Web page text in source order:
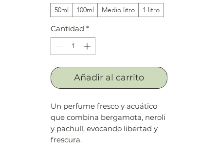
50ml 100ml Medio litro 1 litro
Cantidad *
Añadir al carrito
Un perfume fresco y acuático
que combina bergamota, neroli
y pachulí, evocando libertad y
frescura.